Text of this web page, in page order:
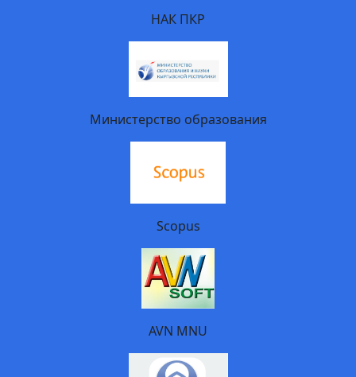
НАК ПКР
Министерство образования
Scopus
AVN MNU